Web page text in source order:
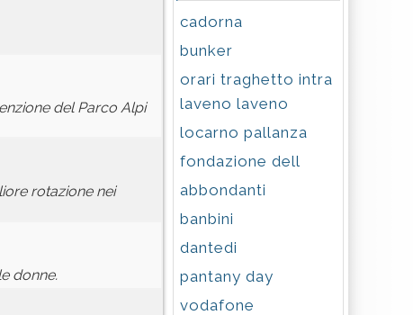
del Parco Alpi
rotazione nei
donne.
cadorna
bunker
orari traghetto intra
laveno laveno
locarno pallanza
fondazione dell
abbondanti
banbini
dantedi
pantany day
vodafone